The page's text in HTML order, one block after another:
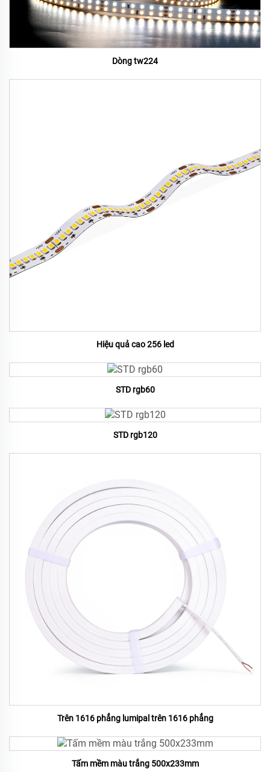
Dòng tw224
Hiệu quả cao 256 led
STD rgb60
STD rgb120
Trên 1616 phẳng lumipal trên 1616 phẳng
Tấm mềm màu trắng 500x233mm